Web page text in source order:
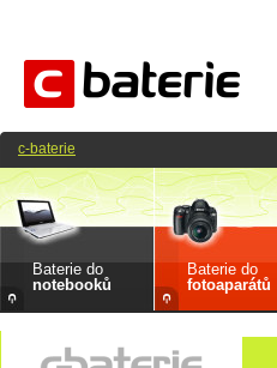
Baterie do
notebooků
Baterie do
fotoaparátů
c-baterie